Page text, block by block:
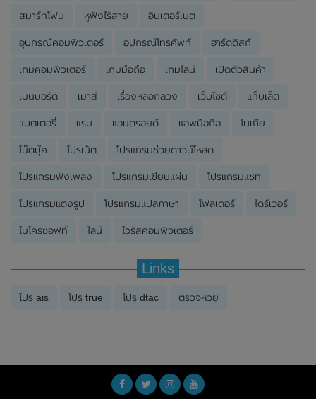
สมาร์ทโฟน หูฟังไร้สาย อินเตอร์เนต
อุปกรณ์คอมพิวเตอร์ อุปกรณ์โทรศัพท์ ฮาร์ดดิสก์
เกมคอมพิวเตอร์ เกมมือถือ เกมไลน์ เปิดตัวสินค้า
เมนบอร์ด เมาส์ เรื่องหลอกลวง เว็บไซต์ แท็บเล็ต
แบตเตอรี่ แรม แอนดรอยด์ แอพมือถือ โนเกีย
โน๊ตบุ๊ค โปรเน็ต โปรแกรมช่วยดาวน์โหลด
โปรแกรมฟังเพลง โปรแกรมเขียนแผ่น โปรแกรมแชท
โปรแกรมแต่งรูป โปรแกรมแปลภาษา โฟลเดอร์ ไดร์เวอร์
ไมโครซอฟท์ ไลน์ ไวรัสคอมพิวเตอร์
Links
โปร ais โปร true โปร dtac ตรวจหวย